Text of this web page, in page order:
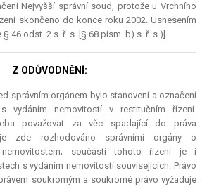
Nejvyšší správní soud, protože u Vrchního
skončeno do konce roku 2002. Usnesením
46 odst. 2 s. ř. s. [§ 68 písm. b) s. ř. s.)].
Z ODŮVODNĚNÍ:
správním orgánem bylo stanovení a označení
vydáním nemovitostí v restitučním řízení.
považovat za věc spadající do práva
zde rozhodováno správními orgány o
součástí tohoto řízení je i
s vydáním nemovitostí souvisejících. Právo
soukromým a soukromé právo vyžaduje